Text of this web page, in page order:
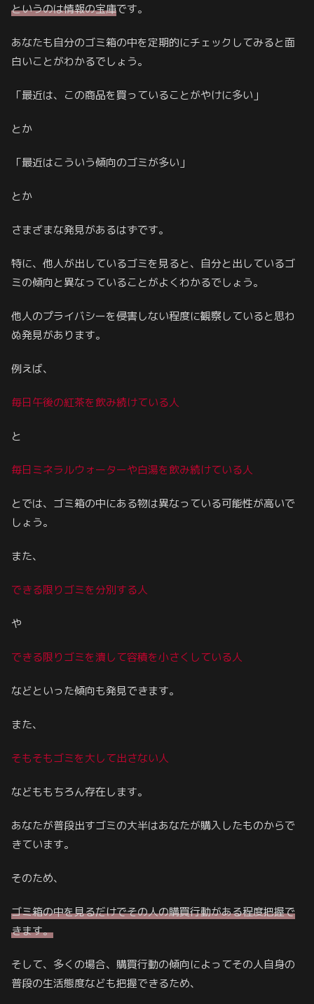
というのは情報の宝庫です。
あなたも自分のゴミ箱の中を定期的にチェックしてみると面
白いことがわかるでしょう。
「最近は、この商品を買っていることがやけに多い」
とか
「最近はこういう傾向のゴミが多い」
とか
さまざまな発見があるはずです。
特に、他人が出しているゴミを見ると、自分と出しているゴ
ミの傾向と異なっていることがよくわかるでしょう。
他人のプライバシーを侵害しない程度に観察していると思わ
ぬ発見があります。
例えば、
毎日午後の紅茶を飲み続けている人
と
毎日ミネラルウォーターや白湯を飲み続けている人
とでは、ゴミ箱の中にある物は異なっている可能性が高いで
しょう。
また、
できる限りゴミを分別する人
や
できる限りゴミを潰して容積を小さくしている人
などといった傾向も発見できます。
また、
そもそもゴミを大して出さない人
などももちろん存在します。
あなたが普段出すゴミの大半はあなたが購入したものからで
きています。
そのため、
ゴミ箱の中を見るだけでその人の購買行動がある程度把握で
きます。
そして、多くの場合、購買行動の傾向によってその人自身の
普段の生活態度なども把握できるため、